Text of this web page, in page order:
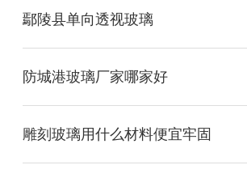
鄢陵县单向透视玻璃
防城港玻璃厂家哪家好
雕刻玻璃用什么材料便宜牢固